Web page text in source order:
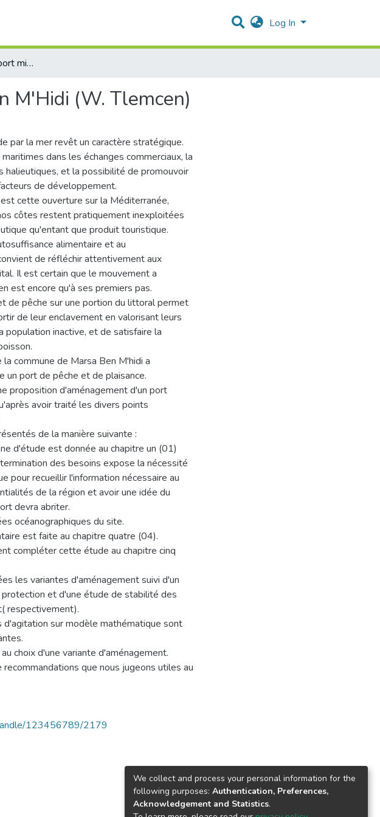
Log In
Aménagement d'un port mixte a Marsa Ben M'Hidi (W. Tlemcen)
M'Hidi (W. Tlemcen)
par la mer revêt un caractère stratégique.
dans les échanges commerciaux, la
halieutiques, et la possibilité de promouvoir
de développement.
cette ouverture sur la Méditerranée,
côtes restent pratiquement inexploitées
qu'entant que produit touristique.
alimentaire et au
de réfléchir attentivement aux
Il est certain que le mouvement a
est encore qu'à ses premiers pas.
de pêche sur une portion du littoral permet
de leur enclavement en valorisant leurs
population inactive, et de satisfaire la
commune de Marsa Ben M'hidi a
un port de pêche et de plaisance.
proposition d'aménagement d'un port
avoir traité les divers points
de la manière suivante :
d'étude est donnée au chapitre un (01)
des besoins expose la nécessité
pour recueillir l'information nécessaire au
de la région et avoir une idée du
devra abriter.
océanographiques du site.
est faite au chapitre quatre (04).
compléter cette étude au chapitre cinq
les variantes d'aménagement suivi d'un
et d'une étude de stabilité des
respectivement).
sur modèle mathématique sont
choix d'une variante d'aménagement.
que nous jugeons utiles au
123456789/2179
We collect and process your personal information for the
following purposes: Authentication, Preferences,
Acknowledgement and Statistics.